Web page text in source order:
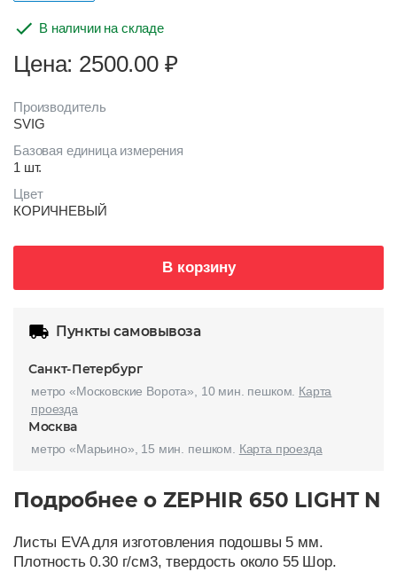
В наличии на складе
Цена: 2500.00 ₽
Производитель
SVIG
Базовая единица измерения
1 шт.
Цвет
КОРИЧНЕВЫЙ
В корзину
Пункты самовывоза
Санкт-Петербург
метро «Московские Ворота», 10 мин. пешком. Карта
проезда
Москва
метро «Марьино», 15 мин. пешком. Карта проезда
Подробнее о ZEPHIR 650 LIGHT N
Листы EVA для изготовления подошвы 5 мм.
Плотность 0.30 г/см3, твердость около 55 Шор.